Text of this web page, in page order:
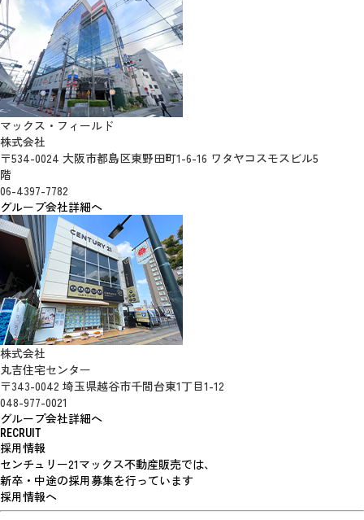
マックス・フィールド
株式会社
〒534-0024 大阪市都島区東野田町1-6-16 ワタヤコスモスビル5
階
06-4397-7782
グループ会社詳細へ
株式会社
丸吉住宅センター
〒343-0042 埼玉県越谷市千間台東1丁目1-12
048-977-0021
グループ会社詳細へ
RECRUIT
採用情報
センチュリー21マックス不動産販売では、
新卒・中途の採用募集を行っています
採用情報へ